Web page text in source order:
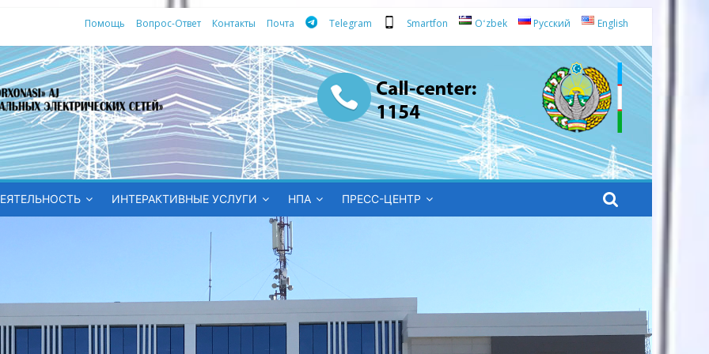
Помощь Вопрос-Ответ Контакты Почта Telegram Smartfon Oʻzbek Русский English
ИНТЕРАКТИВНЫЕ УСЛУГИ НПА ПРЕСС-ЦЕНТР